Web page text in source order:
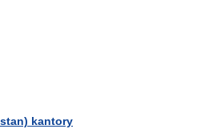
kantory